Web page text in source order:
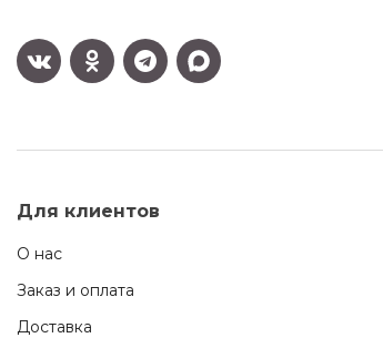
Для клиентов
О нас
Заказ и оплата
Доставка